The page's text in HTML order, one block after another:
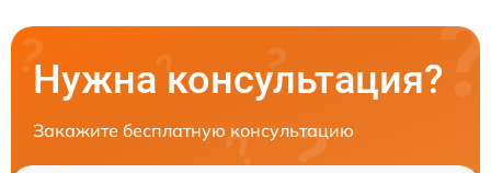
Нужна консультация?
Закажите бесплатную консультацию